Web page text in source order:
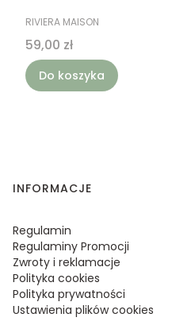
PRODUCENT
RIVIERA MAISON
Cena
59,00 zł
Do koszyka
Linki w stopce
INFORMACJE
Regulamin
Regulaminy Promocji
Zwroty i reklamacje
Polityka cookies
Polityka prywatności
Ustawienia plików cookies